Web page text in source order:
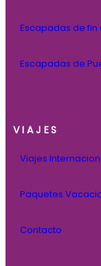
Escapadas de
Escapadas de
VIAJES
Viajes
Paquetes
Contacto